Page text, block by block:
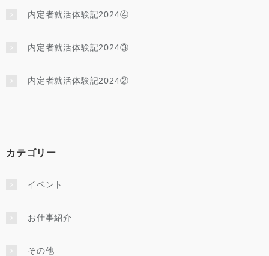
内定者就活体験記2024④
内定者就活体験記2024③
内定者就活体験記2024②
カテゴリー
イベント
お仕事紹介
その他